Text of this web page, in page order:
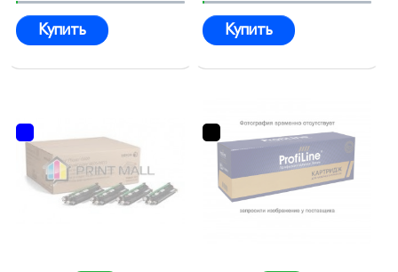
Купить Купить